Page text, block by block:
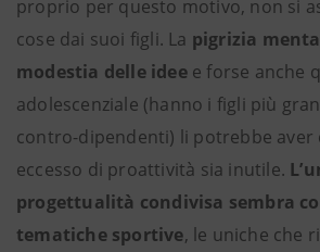
proprio per questo motivo, non si
cose dai suoi figli. La pigrizia
modestia delle ideee forse anche
adolescenziale (hanno i figli più
contro-dipendenti) li potrebbe aver
eccesso di proattività sia inutile.
progettualità condivisa sembra
tematiche sportive, le uniche che